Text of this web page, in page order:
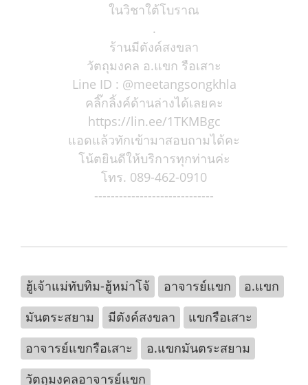
ในวิชาใต้โบราณ
.
ร้านมีตังค์สงขลา
วัตถุมงคล อ.แขก รือเสาะ
Line ID : @meetangsongkhla
คลิ๊กลิ้งค์ด้านล่างได้เลยคะ
https://lin.ee/1TKMBgc
แอดแล้วทักเข้ามาสอบถามได้คะ
โน้ตยินดีให้บริการทุกท่านค่ะ
โทร. 089-462-0910
-----------------------------
ฮู้เจ้าแม่ทับทิม-ฮู้หม่าโจ้ อาจารย์แขก
อ.แขก
มันตระสยาม
มีตังค์สงขลา
แขกรือเสาะ
อาจารย์แขกรือเสาะ
อ.แขกมันตระสยาม
วัตถุมงคลอาจารย์แขก